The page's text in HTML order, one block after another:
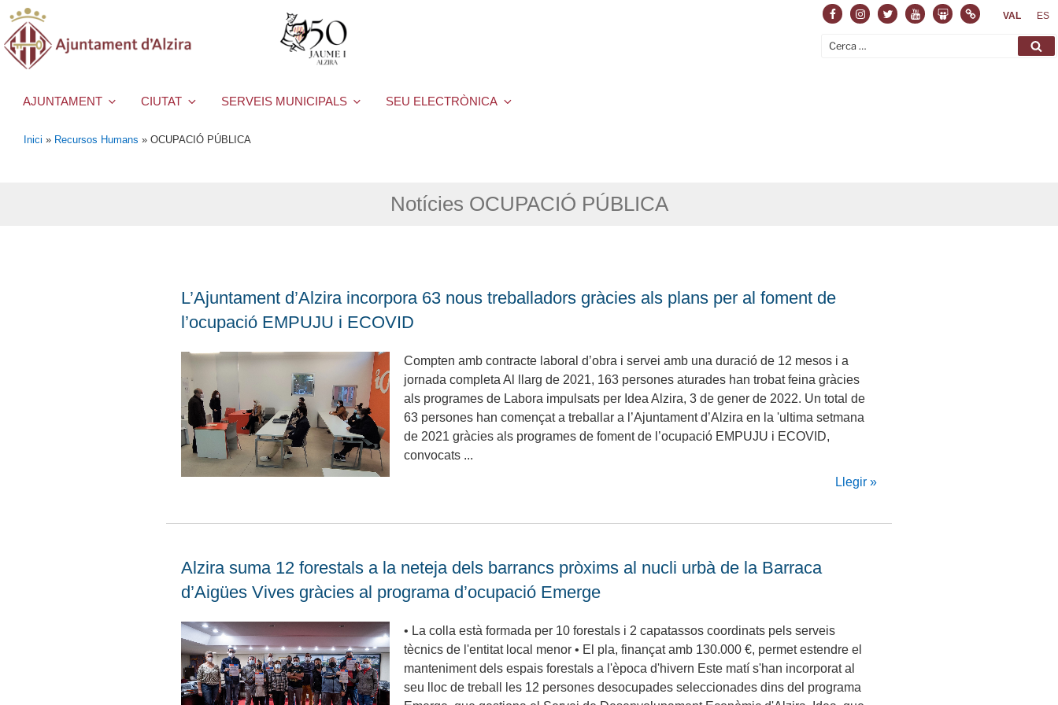
FacebookInstagram
TwitterYoutubeSlideshare
NormasVAL ES
Cerca:
AJUNTAMENT CIUTAT SERVEIS MUNICIPALS SEU ELECTRÒNICA
Inici » Recursos Humans » OCUPACIÓ PÚBLICA
Notícies OCUPACIÓ PÚBLICA
L’Ajuntament d’Alzira incorpora 63 nous treballadors gràcies als plans per al foment de
l’ocupació EMPUJU i ECOVID
Compten amb contracte laboral d’obra i servei amb una duració de 12 mesos i a
jornada completa Al llarg de 2021, 163 persones aturades han trobat feina gràcies
als programes de Labora impulsats per Idea Alzira, 3 de gener de 2022. Un total de
63 persones han començat a treballar a l’Ajuntament d’Alzira en la 'ultima setmana
de 2021 gràcies als programes de foment de l’ocupació EMPUJU i ECOVID,
convocats ...
Llegir »
Alzira suma 12 forestals a la neteja dels barrancs pròxims al nucli urbà de la Barraca
d’Aigües Vives gràcies al programa d’ocupació Emerge
• La colla està formada per 10 forestals i 2 capatassos coordinats pels serveis
tècnics de l'entitat local menor • El pla, finançat amb 130.000 €, permet estendre el
manteniment dels espais forestals a l'època d'hivern Este matí s'han incorporat al
seu lloc de treball les 12 persones desocupades seleccionades dins del programa